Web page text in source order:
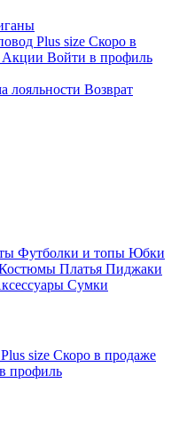
Plus size Скоро в
Акции Войти в профиль
лояльности Возврат
Футболки и топы Юбки
Платья Пиджаки
Сумки
Plus size Скоро в продаже
профиль